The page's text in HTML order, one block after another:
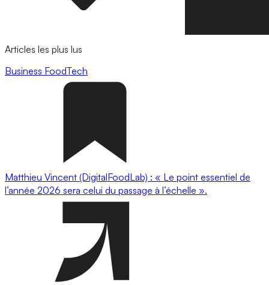
Articles les plus lus
Business FoodTech
Matthieu Vincent (DigitalFoodLab) : « Le point essentiel de
l’année 2026 sera celui du passage à l’échelle ».